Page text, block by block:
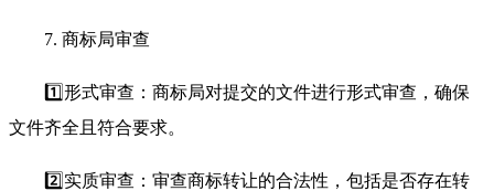
7. 商标局审查
1️⃣形式审查：商标局对提交的文件进行形式审查，确保
文件齐全且符合要求。
2️⃣实质审查：审查商标转让的合法性，包括是否存在转